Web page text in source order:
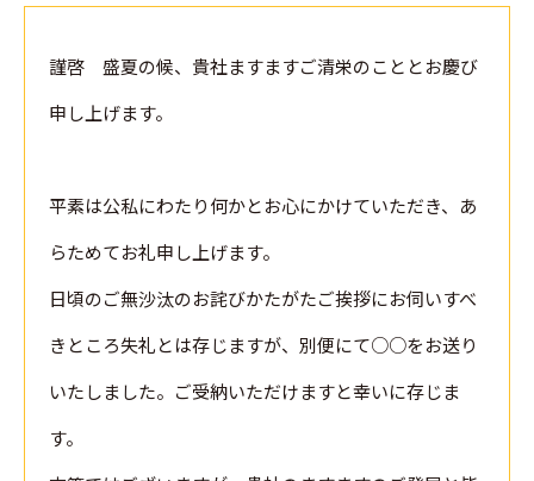
謹啓 盛夏の候、貴社ますますご清栄のこととお慶び
申し上げます。
平素は公私にわたり何かとお心にかけていただき、あ
らためてお礼申し上げます。
日頃のご無沙汰のお詫びかたがたご挨拶にお伺いすべ
きところ失礼とは存じますが、別便にて○○をお送り
いたしました。ご受納いただけますと幸いに存じま
す。